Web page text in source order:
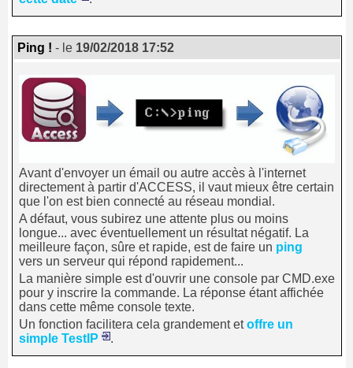
Ping ! - le 19/02/2018 17:52
Avant d'envoyer un émail ou autre accès à l'internet
directement à partir d'ACCESS, il vaut mieux être certain
que l'on est bien connecté au réseau mondial.
A défaut, vous subirez une attente plus ou moins
longue... avec éventuellement un résultat négatif. La
meilleure façon, sûre et rapide, est de faire un ping
vers un serveur qui répond rapidement...
La manière simple est d'ouvrir une console par CMD.exe
pour y inscrire la commande. La réponse étant affichée
dans cette même console texte.
Un fonction facilitera cela grandement etoffre un
simple TestIP .